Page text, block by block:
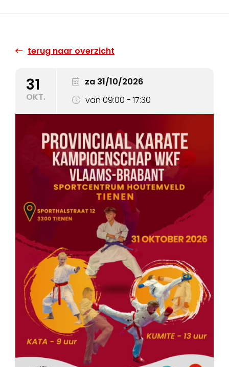
terug naar overzicht
31
OKT.
za 31/10/2026
van 09:00 - 17:30